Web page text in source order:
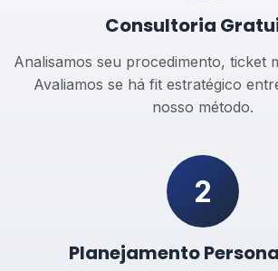
Consultoria
Analisamos seu procedimento, ticket
Avaliamos se há fit estratégico
nosso método.
2
Planejamento